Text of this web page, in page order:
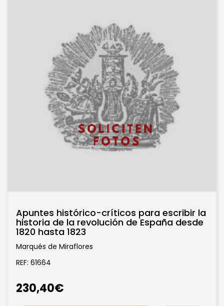
Apuntes histórico-críticos para escribir la
historia de la revolución de España desde
1820 hasta 1823
Marqués de Miraflores
REF: 61664
230,40€